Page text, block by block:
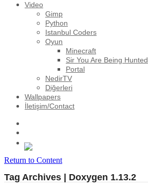
Video
Gimp
Python
Istanbul Coders
Oyun
Minecraft
Sir You Are Being Hunted
Portal
NedirTV
Diğerleri
Wallpapers
İletişim/Contact
Return to Content
Tag Archives | Doxygen 1.13.2